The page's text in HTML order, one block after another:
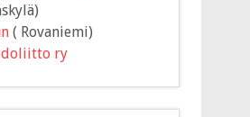
( Rovaniemi)
ry